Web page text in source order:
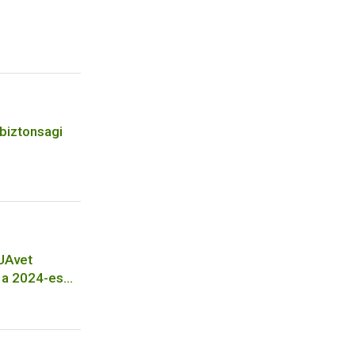
2024-es
és